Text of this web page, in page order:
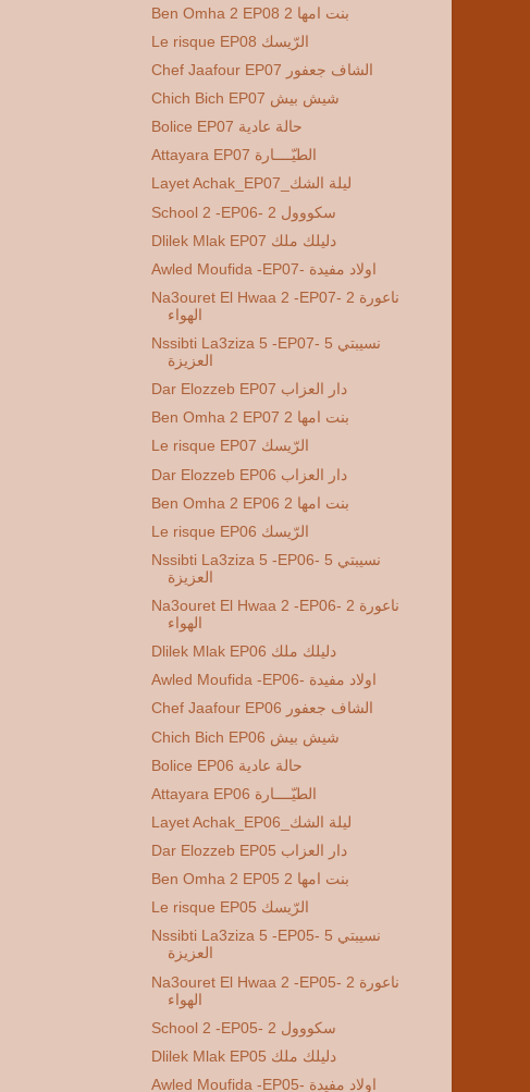
Ben Omha 2 EP08 2 بنت امها
Le risque EP08 الرّيسك
Chef Jaafour EP07 الشاف جعفور
Chich Bich EP07 شيش بيش
Bolice EP07 حالة عادية
Attayara EP07 الطيّــــارة
Layet Achak_EP07_ليلة الشك
School 2 -EP06- 2 سكووول
Dlilek Mlak EP07 دليلك ملك
Awled Moufida -EP07- اولاد مفيدة
Na3ouret El Hwaa 2 -EP07- 2 ناعورة
الهواء
Nssibti La3ziza 5 -EP07- 5 نسيبتي
العزيزة
Dar Elozzeb EP07 دار العزاب
Ben Omha 2 EP07 2 بنت امها
Le risque EP07 الرّيسك
Dar Elozzeb EP06 دار العزاب
Ben Omha 2 EP06 2 بنت امها
Le risque EP06 الرّيسك
Nssibti La3ziza 5 -EP06- 5 نسيبتي
العزيزة
Na3ouret El Hwaa 2 -EP06- 2 ناعورة
الهواء
Dlilek Mlak EP06 دليلك ملك
Awled Moufida -EP06- اولاد مفيدة
Chef Jaafour EP06 الشاف جعفور
Chich Bich EP06 شيش بيش
Bolice EP06 حالة عادية
Attayara EP06 الطيّــــارة
Layet Achak_EP06_ليلة الشك
Dar Elozzeb EP05 دار العزاب
Ben Omha 2 EP05 2 بنت امها
Le risque EP05 الرّيسك
Nssibti La3ziza 5 -EP05- 5 نسيبتي
العزيزة
Na3ouret El Hwaa 2 -EP05- 2 ناعورة
الهواء
School 2 -EP05- 2 سكووول
Dlilek Mlak EP05 دليلك ملك
Awled Moufida -EP05- اولاد مفيدة